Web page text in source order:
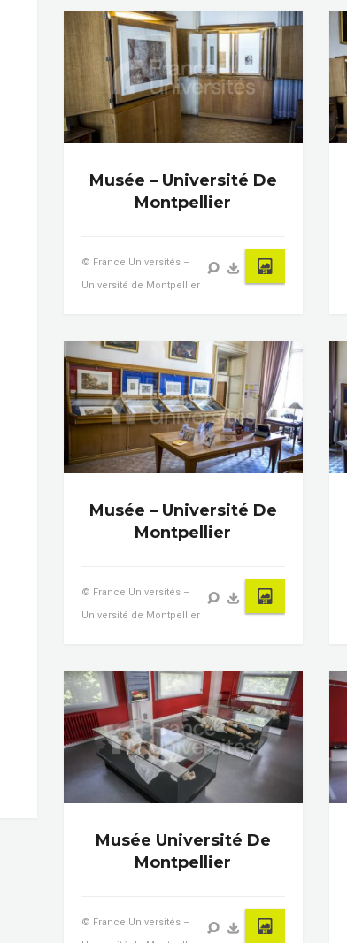
Musée – Université De
Montpellier
© France Universités –
Université de Montpellier
Musée – Université De
Montpellier
© France Universités –
Université de Montpellier
Musée Université De
Montpellier
© France Universités –